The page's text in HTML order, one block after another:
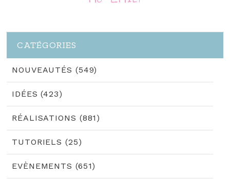
CATÉGORIES
NOUVEAUTÉS (549)
IDÉES (423)
RÉALISATIONS (881)
TUTORIELS (25)
EVÈNEMENTS (651)